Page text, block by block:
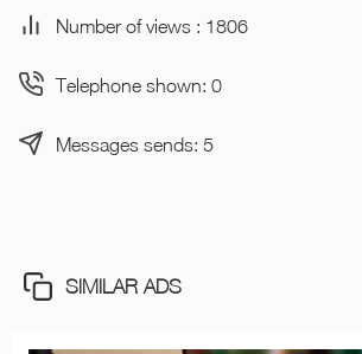
Number of views : 1806
Telephone shown: 0
Messages sends: 5
SIMILAR ADS